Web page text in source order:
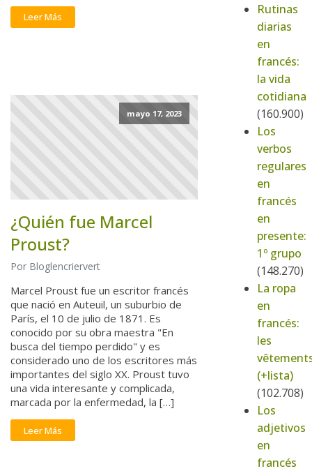
Leer Más
mayo 17, 2023
¿Quién fue Marcel
Proust?
Por Bloglencriervert
Marcel Proust fue un escritor francés
que nació en Auteuil, un suburbio de
París, el 10 de julio de 1871. Es
conocido por su obra maestra "En
busca del tiempo perdido" y es
considerado uno de los escritores más
importantes del siglo XX. Proust tuvo
una vida interesante y complicada,
marcada por la enfermedad, la […]
Leer Más
Rutinas
diarias
en
francés:
la vida
cotidiana
(160.900)
Los
verbos
regulares
en
francés
en
presente:
1º grupo
(148.270)
La ropa
en
francés:
les
(+lista)
(102.708)
Los
adjetivos
en
francés